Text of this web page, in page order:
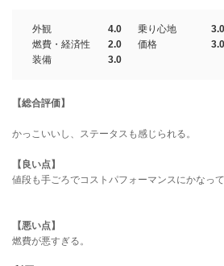
外観 4.0 乗り心地 3.0
燃費・経済性
2.0 価格 3.0
装備
3.0
【総合評価】
かっこいいし、ステータスも感じられる。
【良い点】
値段も手ごろでコストパフォーマンスにかなって
【悪い点】
燃費が悪すぎる。